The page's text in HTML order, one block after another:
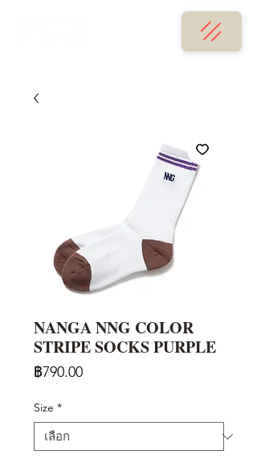
NANGA NNG COLOR
STRIPE SOCKS PURPLE
฿790.00ราคา
Size *